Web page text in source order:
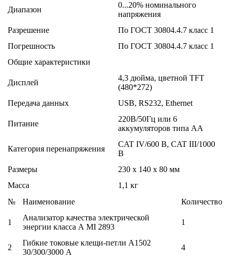
Диапазон
0...20% номинального
напряжения
Разрешение
По ГОСТ 30804.4.7 класс 1
Погрешность
По ГОСТ 30804.4.7 класс 1
Общие характеристики
Дисплей
4,3 дюйма, цветной TFT
(480*272)
Передача данных
USB, RS232, Ethernet
Питание
220В/50Гц или 6
аккумуляторов типа АА
Категория перенапряжения
CAT IV/600 В, CAT III/1000
В
Размеры
230 х 140 х 80 мм
Масса
1,1 кг
№
Наименование Количество
1
Анализатор качества электрической
энергии класса А MI 2893
1
2
Гибкие токовые клещи-петли А1502
30/300/3000 А
4